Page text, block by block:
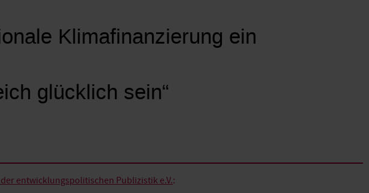
Klimafinanzierung ein
glücklich sein“
entwicklungspolitischen Publizistik e.V.: